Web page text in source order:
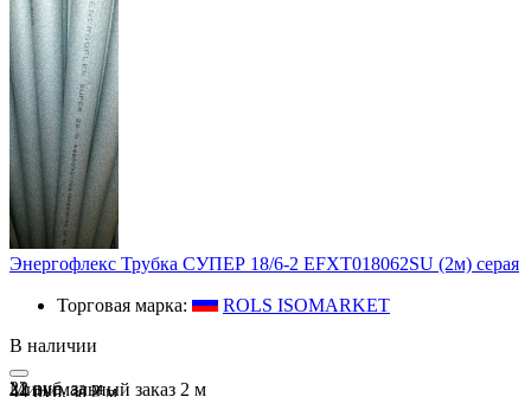
Энергофлекс Трубка СУПЕР 18/6-2 EFXT018062SU (2м) серая
Торговая марка:
ROLS ISOMARKET
В наличии
22 руб.зам
44 руб. за 2 м
Минимальный заказ 2 м